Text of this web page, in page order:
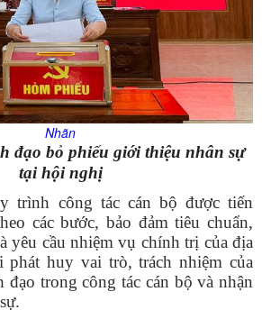
Nhãn
đạo bỏ phiếu giới thiệu nhân sự
tại hội nghị
trình công tác cán bộ được tiến
các bước, bảo đảm tiêu chuẩn,
yêu cầu nhiệm vụ chính trị của địa
phát huy vai trò, trách nhiệm của
đạo trong công tác cán bộ và nhận